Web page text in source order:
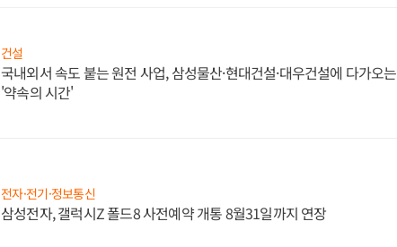
건설
국내외서 속도 붙는 원전 사업, 삼성물산·현대건설·대우건설에 다가오는
'약속의 시간'
전자·전기·정보통신
삼성전자, 갤럭시Z 폴드8 사전예약 개통 8월31일까지 연장